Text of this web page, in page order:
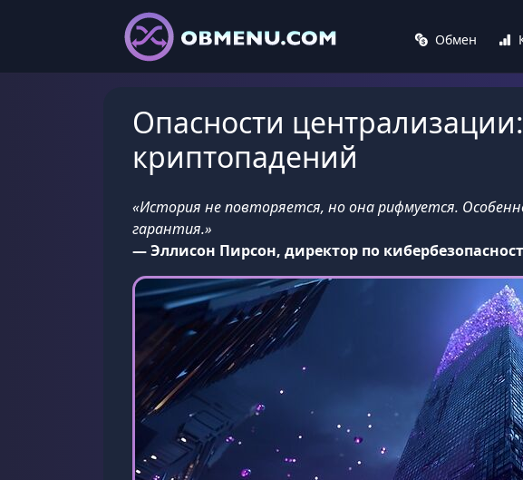
Обмен
Опасности
криптопадений
«История не повторяется, но она рифмуется.
гарантия.»
— Эллисон Пирсон, директор по